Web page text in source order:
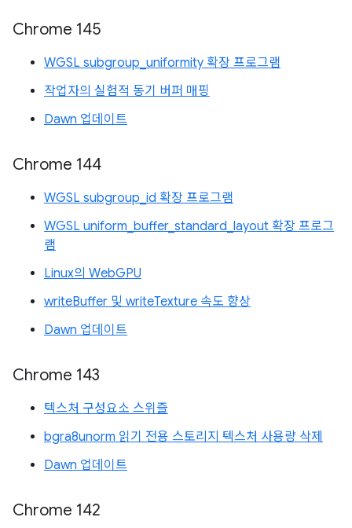
Chrome 145
WGSL subgroup_uniformity 확장 프로그램
작업자의 실험적 동기 버퍼 매핑
Dawn 업데이트
Chrome 144
WGSL subgroup_id 확장 프로그램
WGSL uniform_buffer_standard_layout 확장 프로그
램
Linux의 WebGPU
writeBuffer 및 writeTexture 속도 향상
Dawn 업데이트
Chrome 143
텍스처 구성요소 스위즐
bgra8unorm 읽기 전용 스토리지 텍스처 사용량 삭제
Dawn 업데이트
Chrome 142